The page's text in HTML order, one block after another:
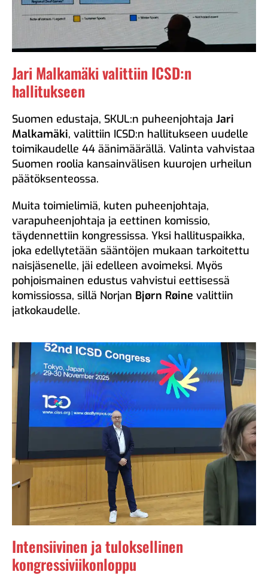
Jari Malkamäki valittiin ICSD:n
hallitukseen
Suomen edustaja, SKUL:n puheenjohtaja Jari
Malkamäki, valittiin ICSD:n hallitukseen uudelle
toimikaudelle 44 äänimäärällä. Valinta vahvistaa
Suomen roolia kansainvälisen kuurojen urheilun
päätöksenteossa.
Muita toimielimiä, kuten puheenjohtaja,
varapuheenjohtaja ja eettinen komissio,
täydennettiin kongressissa. Yksi hallituspaikka,
joka edellytetään sääntöjen mukaan tarkoitettu
naisjäsenelle, jäi edelleen avoimeksi. Myös
pohjoismainen edustus vahvistui eettisessä
komissiossa, sillä Norjan Bjørn Røine valittiin
jatkokaudelle.
Intensiivinen ja tuloksellinen
kongressiviikonloppu